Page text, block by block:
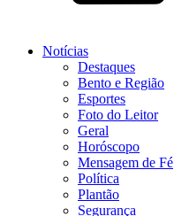
Notícias
Destaques
Bento e Região
Esportes
Foto do Leitor
Geral
Horóscopo
Mensagem de Fé
Política
Plantão
Segurança